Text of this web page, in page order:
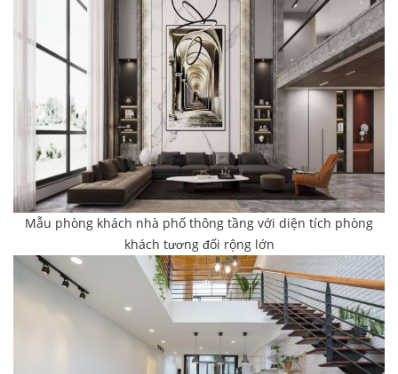
Mẫu phòng khách nhà phố thông tầng với diện tích phòng
khách tương đối rộng lớn